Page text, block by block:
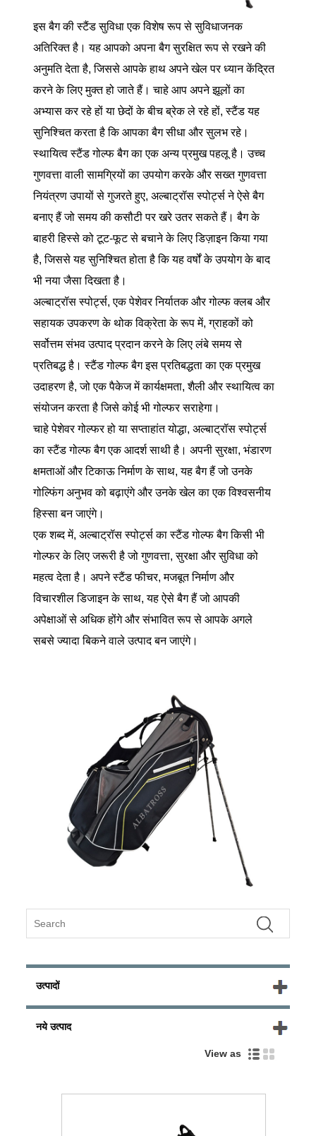
इस बैग की स्टैंड सुविधा एक विशेष रूप से सुविधाजनक
अतिरिक्त है। यह आपको अपना बैग सुरक्षित रूप से रखने की
अनुमति देता है, जिससे आपके हाथ अपने खेल पर ध्यान केंद्रित
करने के लिए मुक्त हो जाते हैं। चाहे आप अपने झूलों का
अभ्यास कर रहे हों या छेदों के बीच ब्रेक ले रहे हों, स्टैंड यह
सुनिश्चित करता है कि आपका बैग सीधा और सुलभ रहे।
स्थायित्व स्टैंड गोल्फ बैग का एक अन्य प्रमुख पहलू है। उच्च
गुणवत्ता वाली सामग्रियों का उपयोग करके और सख्त गुणवत्ता
नियंत्रण उपायों से गुजरते हुए, अल्बाट्रॉस स्पोर्ट्स ने ऐसे बैग
बनाए हैं जो समय की कसौटी पर खरे उतर सकते हैं। बैग के
बाहरी हिस्से को टूट-फूट से बचाने के लिए डिज़ाइन किया गया
है, जिससे यह सुनिश्चित होता है कि यह वर्षों के उपयोग के बाद
भी नया जैसा दिखता है।
अल्बाट्रॉस स्पोर्ट्स, एक पेशेवर निर्यातक और गोल्फ क्लब और
सहायक उपकरण के थोक विक्रेता के रूप में, ग्राहकों को
सर्वोत्तम संभव उत्पाद प्रदान करने के लिए लंबे समय से
प्रतिबद्ध है। स्टैंड गोल्फ बैग इस प्रतिबद्धता का एक प्रमुख
उदाहरण है, जो एक पैकेज में कार्यक्षमता, शैली और स्थायित्व का
संयोजन करता है जिसे कोई भी गोल्फर सराहेगा।
चाहे पेशेवर गोल्फर हो या सप्ताहांत योद्धा, अल्बाट्रॉस स्पोर्ट्स
का स्टैंड गोल्फ बैग एक आदर्श साथी है। अपनी सुरक्षा, भंडारण
क्षमताओं और टिकाऊ निर्माण के साथ, यह बैग हैं जो उनके
गोल्फिंग अनुभव को बढ़ाएंगे और उनके खेल का एक विश्वसनीय
हिस्सा बन जाएंगे।
एक शब्द में, अल्बाट्रॉस स्पोर्ट्स का स्टैंड गोल्फ बैग किसी भी
गोल्फर के लिए जरूरी है जो गुणवत्ता, सुरक्षा और सुविधा को
महत्व देता है। अपने स्टैंड फीचर, मजबूत निर्माण और
विचारशील डिजाइन के साथ, यह ऐसे बैग हैं जो आपकी
अपेक्षाओं से अधिक होंगे और संभावित रूप से आपके अगले
सबसे ज्यादा बिकने वाले उत्पाद बन जाएंगे।
उत्पादों
नये उत्पाद
View as